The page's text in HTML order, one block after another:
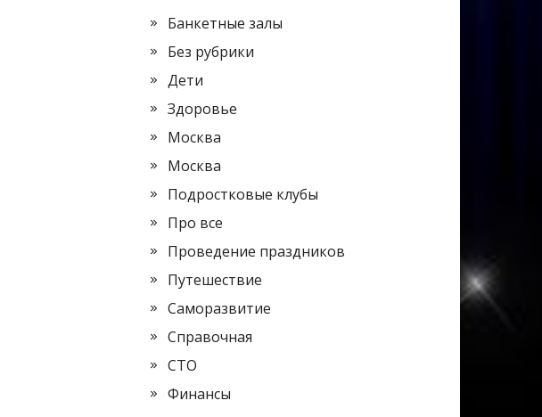
Банкетные залы
Без рубрики
Дети
Здоровье
Москва
Москва
Подростковые клубы
Про все
Проведение праздников
Путешествие
Саморазвитие
Справочная
СТО
Финансы